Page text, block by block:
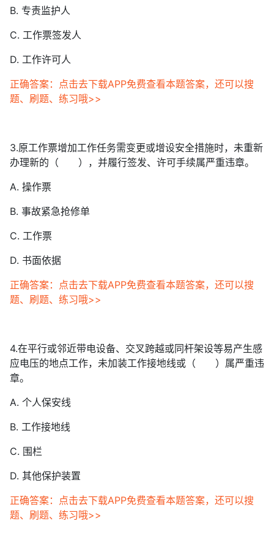
B. 专责监护人
C. 工作票签发人
D. 工作许可人
正确答案：点击去下载APP免费查看本题答案，还可以搜
题、刷题、练习哦>>
3.原工作票增加工作任务需变更或增设安全措施时，未重新
办理新的（ ），并履行签发、许可手续属严重违章。
A. 操作票
B. 事故紧急抢修单
C. 工作票
D. 书面依据
正确答案：点击去下载APP免费查看本题答案，还可以搜
题、刷题、练习哦>>
4.在平行或邻近带电设备、交叉跨越或同杆架设等易产生感
应电压的地点工作，未加装工作接地线或（ ）属严重违
章。
A. 个人保安线
B. 工作接地线
C. 围栏
D. 其他保护装置
正确答案：点击去下载APP免费查看本题答案，还可以搜
题、刷题、练习哦>>